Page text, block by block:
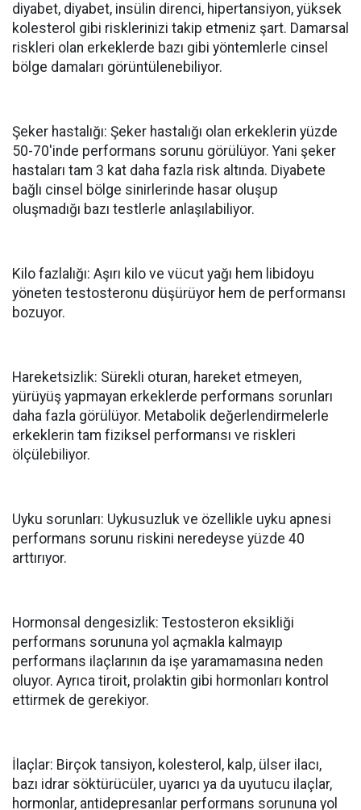
diyabet, diyabet, insülin direnci, hipertansiyon, yüksek
kolesterol gibi risklerinizi takip etmeniz şart. Damarsal
riskleri olan erkeklerde bazı gibi yöntemlerle cinsel
bölge damaları görüntülenebiliyor.
Şeker hastalığı: Şeker hastalığı olan erkeklerin yüzde
50-70'inde performans sorunu görülüyor. Yani şeker
hastaları tam 3 kat daha fazla risk altında. Diyabete
bağlı cinsel bölge sinirlerinde hasar oluşup
oluşmadığı bazı testlerle anlaşılabiliyor.
Kilo fazlalığı: Aşırı kilo ve vücut yağı hem libidoyu
yöneten testosteronu düşürüyor hem de performansı
bozuyor.
Hareketsizlik: Sürekli oturan, hareket etmeyen,
yürüyüş yapmayan erkeklerde performans sorunları
daha fazla görülüyor. Metabolik değerlendirmelerle
erkeklerin tam fiziksel performansı ve riskleri
ölçülebiliyor.
Uyku sorunları: Uykusuzluk ve özellikle uyku apnesi
performans sorunu riskini neredeyse yüzde 40
arttırıyor.
Hormonsal dengesizlik: Testosteron eksikliği
performans sorununa yol açmakla kalmayıp
performans ilaçlarının da işe yaramamasına neden
oluyor. Ayrıca tiroit, prolaktin gibi hormonları kontrol
ettirmek de gerekiyor.
İlaçlar: Birçok tansiyon, kolesterol, kalp, ülser ilacı,
bazı idrar söktürücüler, uyarıcı ya da uyutucu ilaçlar,
hormonlar, antidepresanlar performans sorununa yol